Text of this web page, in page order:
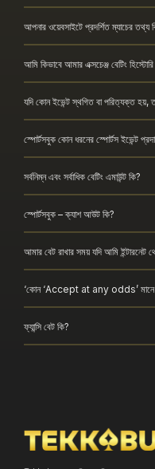
আপনার ওয়েবসাইটে প্রদর্শিত ম্যাচের তথ্য
আমি কিভাবে আমার এক্সচেঞ্জ বেটিং
যদি কোন ইভেন্ট স্থগিত বা পরিত্যক্ত হয়,
স্পোর্টসবুক কোন ধরনের স্পোর্টস ইভেন্ট
সর্বনিম্ন এবং সর্বাধিক বেটিং এমাউন্ট কি?
স্পোর্টসবুক – ক্যাশ আউট কি?
আমার বেট রাখার সময় যদি আমি ইন্টারনেট
‘কোন ‘Accept at any odds’ মানে
ফ্যান্সি বেট কি?